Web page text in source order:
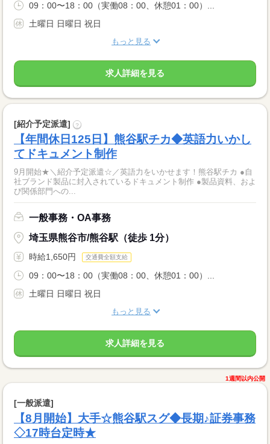
09：00〜18：00（実働08：00、休憩01：00）...
土曜日 日曜日 祝日
もっと見る
求人詳細を見る
[紹介予定派遣] ?
【年間休日125日】熊谷駅チカ◆英語力いかし
てドキュメント制作
9月開始★＼紹介予定派遣☆／英語力をいかせます！熊谷駅チカ ●自
社ブランド製品に封入されているドキュメント制作 ●製品資料、およ
び関係部門への...
一般事務・OA事務
埼玉県熊谷市/熊谷駅（徒歩 1分）
時給1,650円 交通費全額支給
09：00〜18：00（実働08：00、休憩01：00）...
土曜日 日曜日 祝日
もっと見る
求人詳細を見る
1週間以内公開
[一般派遣]
【8月開始】大手☆熊谷駅スグ◆長期♪証券事務
◇17時台定時★